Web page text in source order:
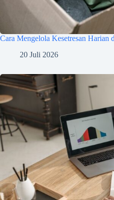
Cara Mengelola Kesetresan Harian
20 Juli 2026